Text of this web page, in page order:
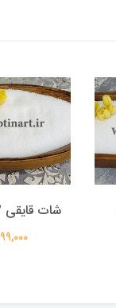
شات قایقی 2 طرح چوب
99,000 تومان